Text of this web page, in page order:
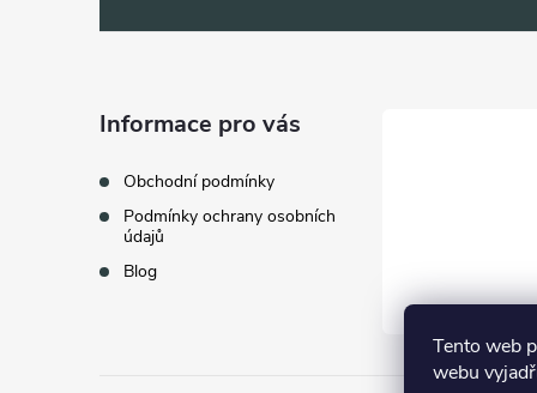
Tento web
webu
Informace pro vás
Obchodní podmínky
Podmínky ochrany osobních
údajů
Blog